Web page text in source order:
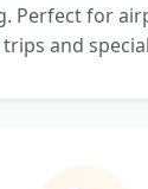
Perfect for
and